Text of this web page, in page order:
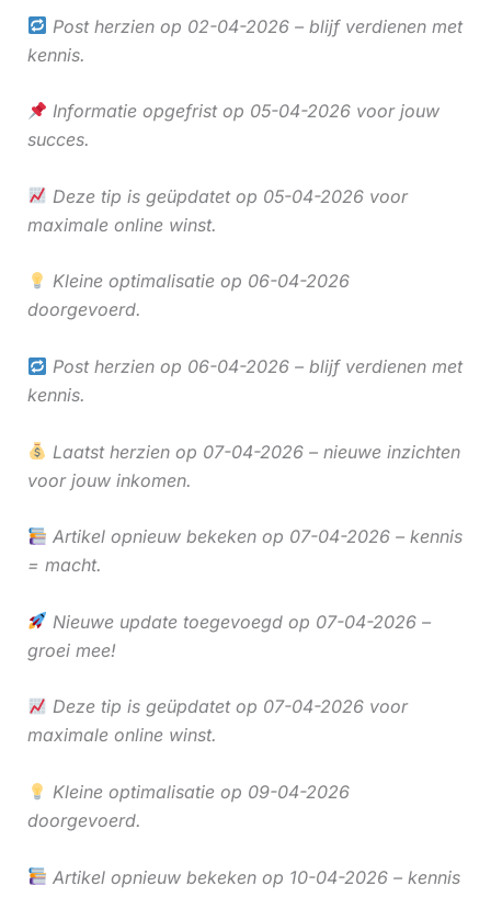
Post herzien op 02-04-2026 – blijf verdienen met
kennis.
Informatie opgefrist op 05-04-2026 voor jouw
succes.
Deze tip is geüpdatet op 05-04-2026 voor
maximale online winst.
Kleine optimalisatie op 06-04-2026
doorgevoerd.
Post herzien op 06-04-2026 – blijf verdienen met
kennis.
Laatst herzien op 07-04-2026 – nieuwe inzichten
voor jouw inkomen.
Artikel opnieuw bekeken op 07-04-2026 – kennis
= macht.
Nieuwe update toegevoegd op 07-04-2026 –
groei mee!
Deze tip is geüpdatet op 07-04-2026 voor
maximale online winst.
Kleine optimalisatie op 09-04-2026
doorgevoerd.
Artikel opnieuw bekeken op 10-04-2026 – kennis